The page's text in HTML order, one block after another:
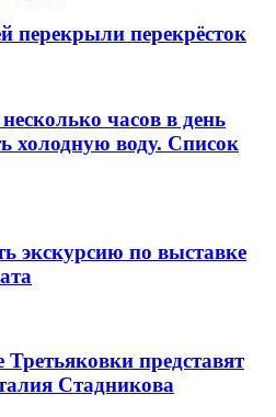
перекрыли перекрёсток
часов в день
холодную воду. Список
экскурсию по выставке
представят
Стадникова